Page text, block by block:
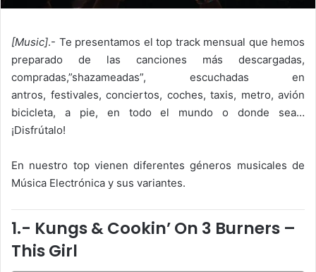
[Music].- Te presentamos el top track mensual que hemos
preparado de las canciones más descargadas,
compradas,”shazameadas”, escuchadas en
antros, festivales, conciertos, coches, taxis, metro, avión
bicicleta, a pie, en todo el mundo o donde sea…
¡Disfrútalo!
En nuestro top vienen diferentes géneros musicales de
Música Electrónica y sus variantes.
1.- Kungs & Cookin’ On 3 Burners –
This Girl